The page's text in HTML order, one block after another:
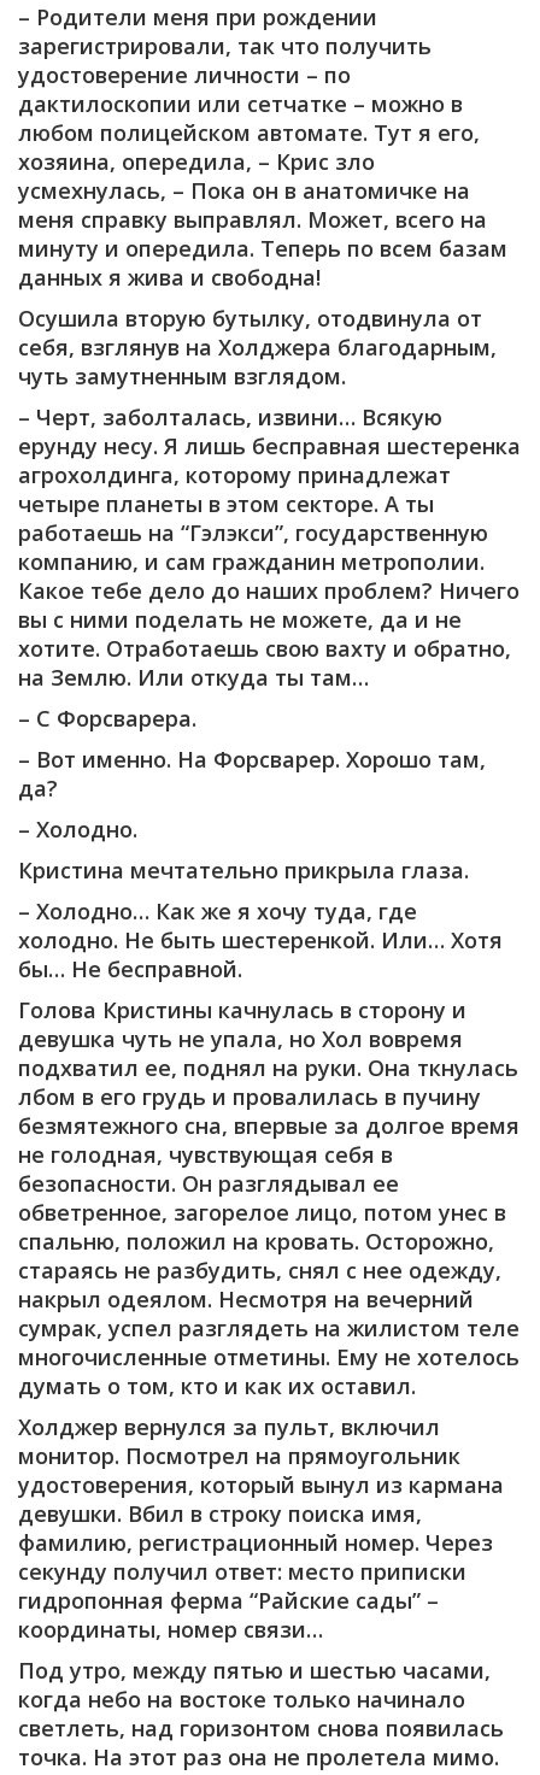
– Родители меня при рождении
зарегистрировали, так что получить
удостоверение личности – по
дактилоскопии или сетчатке – можно в
любом полицейском автомате. Тут я его,
хозяина, опередила, – Крис зло
усмехнулась, – Пока он в анатомичке на
меня справку выправлял. Может, всего на
минуту и опередила. Теперь по всем базам
данных я жива и свободна!
Осушила вторую бутылку, отодвинула от
себя, взглянув на Холджера благодарным,
чуть замутненным взглядом.
– Черт, заболталась, извини… Всякую
ерунду несу. Я лишь бесправная шестеренка
агрохолдинга, которому принадлежат
четыре планеты в этом секторе. А ты
работаешь на “Гэлэкси”, государственную
компанию, и сам гражданин метрополии.
Какое тебе дело до наших проблем? Ничего
вы с ними поделать не можете, да и не
хотите. Отработаешь свою вахту и обратно,
на Землю. Или откуда ты там…
– С Форсварера.
– Вот именно. На Форсварер. Хорошо там,
да?
– Холодно.
Кристина мечтательно прикрыла глаза.
– Холодно… Как же я хочу туда, где
холодно. Не быть шестеренкой. Или… Хотя
бы… Не бесправной.
Голова Кристины качнулась в сторону и
девушка чуть не упала, но Хол вовремя
подхватил ее, поднял на руки. Она ткнулась
лбом в его грудь и провалилась в пучину
безмятежного сна, впервые за долгое время
не голодная, чувствующая себя в
безопасности. Он разглядывал ее
обветренное, загорелое лицо, потом унес в
спальню, положил на кровать. Осторожно,
стараясь не разбудить, снял с нее одежду,
накрыл одеялом. Несмотря на вечерний
сумрак, успел разглядеть на жилистом теле
многочисленные отметины. Ему не хотелось
думать о том, кто и как их оставил.
Холджер вернулся за пульт, включил
монитор. Посмотрел на прямоугольник
удостоверения, который вынул из кармана
девушки. Вбил в строку поиска имя,
фамилию, регистрационный номер. Через
секунду получил ответ: место приписки
гидропонная ферма “Райские сады” –
координаты, номер связи…
Под утро, между пятью и шестью часами,
когда небо на востоке только начинало
светлеть, над горизонтом снова появилась
точка. На этот раз она не пролетела мимо.